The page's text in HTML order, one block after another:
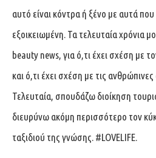
αυτό είναι κόντρα ή ξένο με αυτά
εξοικειωμένη. Τα τελευταία χρόνια
beauty news, για ό,τι έχει σχέση με
και ό,τι έχει σχέση με τις
Τελευταία, σπουδάζω διοίκηση
διευρύνω ακόμη περισσότερο τον
ταξιδιού της γνώσης. #LOVELIFE.